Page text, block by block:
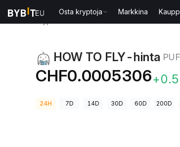
Osta kryptoja Markkina
HOW TO FLY-hinta
CHF0.0005306
24H 7D 14D 30D 60D 200D